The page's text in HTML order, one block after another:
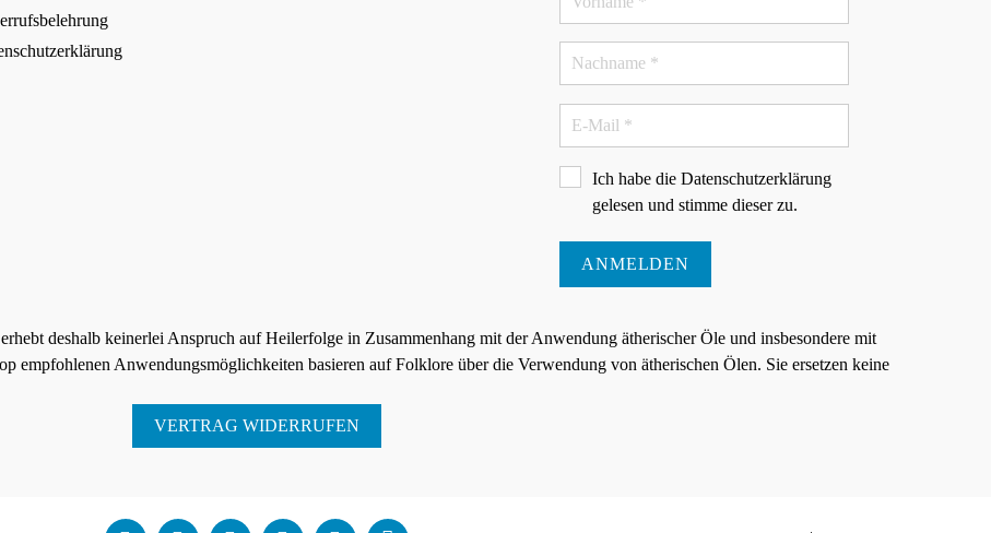
Ich habe dieDatenschutzerklärung
gelesen und stimme dieser zu.
ANMELDEN
deshalb keinerlei Anspruch auf Heilerfolge in Zusammenhang mit der Anwendung ätherischer Öle und insbesondere mit
empfohlenen Anwendungsmöglichkeiten basieren auf Folklore über die Verwendung von ätherischen Ölen. Sie ersetzen keine
VERTRAG WIDERRUFEN